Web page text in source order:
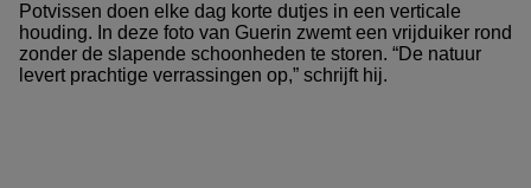
Potvissen doen elke dag korte dutjes in een verticale
houding. In deze foto van Guerin zwemt een vrijduiker rond
zonder de slapende schoonheden te storen. “De natuur
levert prachtige verrassingen op,” schrijft hij.